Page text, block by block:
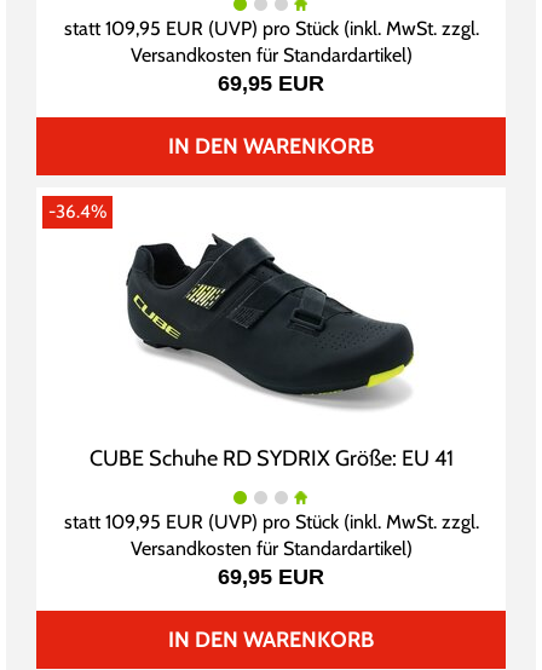
statt109,95 EUR(UVP) pro Stück (inkl. MwSt. zzgl.
Versandkosten für Standardartikel)
69,95 EUR
IN DEN WARENKORB
-36.4%
CUBE Schuhe RD SYDRIX Größe: EU 41
statt109,95 EUR(UVP) pro Stück (inkl. MwSt. zzgl.
Versandkosten für Standardartikel)
69,95 EUR
IN DEN WARENKORB